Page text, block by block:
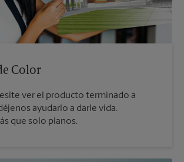
Color
ver el producto terminado a
ayudarlo a darle vida.
que solo planos.